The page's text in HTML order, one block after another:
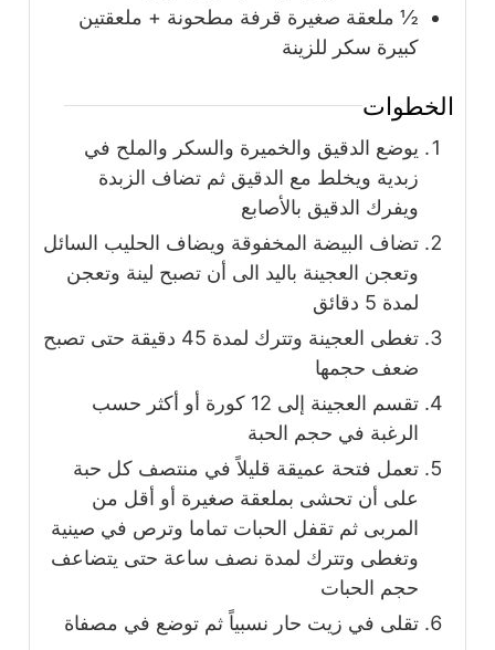
½ ملعقة صغيرة قرفة مطحونة + ملعقتين
كبيرة سكر للزينة
الخطوات
يوضع الدقيق والخميرة والسكر والملح في
زبدية ويخلط مع الدقيق ثم تضاف الزبدة
ويفرك الدقيق بالأصابع
تضاف البيضة المخفوقة ويضاف الحليب السائل
وتعجن العجينة باليد الى أن تصبح لينة وتعجن
لمدة 5 دقائق
تغطى العجينة وتترك لمدة 45 دقيقة حتى تصبح
ضعف حجمها
تقسم العجينة إلى 12 كورة أو أكثر حسب
الرغبة في حجم الحبة
تعمل فتحة عميقة قليلاً في منتصف كل حبة
على أن تحشى بملعقة صغيرة أو أقل من
المربى ثم تقفل الحبات تماما وترص في صينية
وتغطى وتترك لمدة نصف ساعة حتى يتضاعف
حجم الحبات
تقلى في زيت حار نسبياً ثم توضع في مصفاة